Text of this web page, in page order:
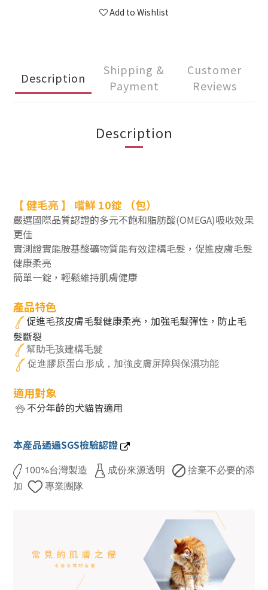
Add to Wishlist
Description
Shipping &
Payment
Customer
Reviews
Description
【健毛亮】 嚐鮮 10錠 （包）
嚴選國際品質認證的多元不飽和脂肪酸(OMEGA)吸收效果
更佳
實測證實能胺基酸礦物質能有效建構毛髮，促進皮膚毛髮
健康柔亮
簡單一錠，輕鬆維持肌膚健康
產品特色
促進毛孩皮膚毛髮健康柔亮，加強毛髮彈性，防止毛
髮斷裂
幫助毛孩建構毛髮
促進膠原蛋白形成，加強皮膚屏障與保濕功能
適用對象
不分年齡的犬貓皆適用
本產品通過SGS檢驗認證
100%台灣製造 成份來源透明
捨棄不必要的添
加
專業團隊